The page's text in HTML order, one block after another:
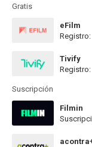
Gratis
eFilm
Registro:
Tivify
Registro:
Suscripción
Filmin